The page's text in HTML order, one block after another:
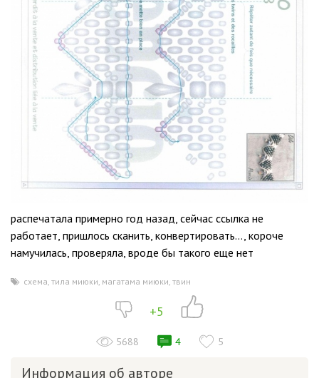
распечатала примерно год назад, сейчас ссылка не
работает, пришлось сканить, конвертировать..., короче
намучилась, проверяла, вроде бы такого еще нет
схема тила миюки магатама миюки твин
+5
5688 4 5
Информация об авторе